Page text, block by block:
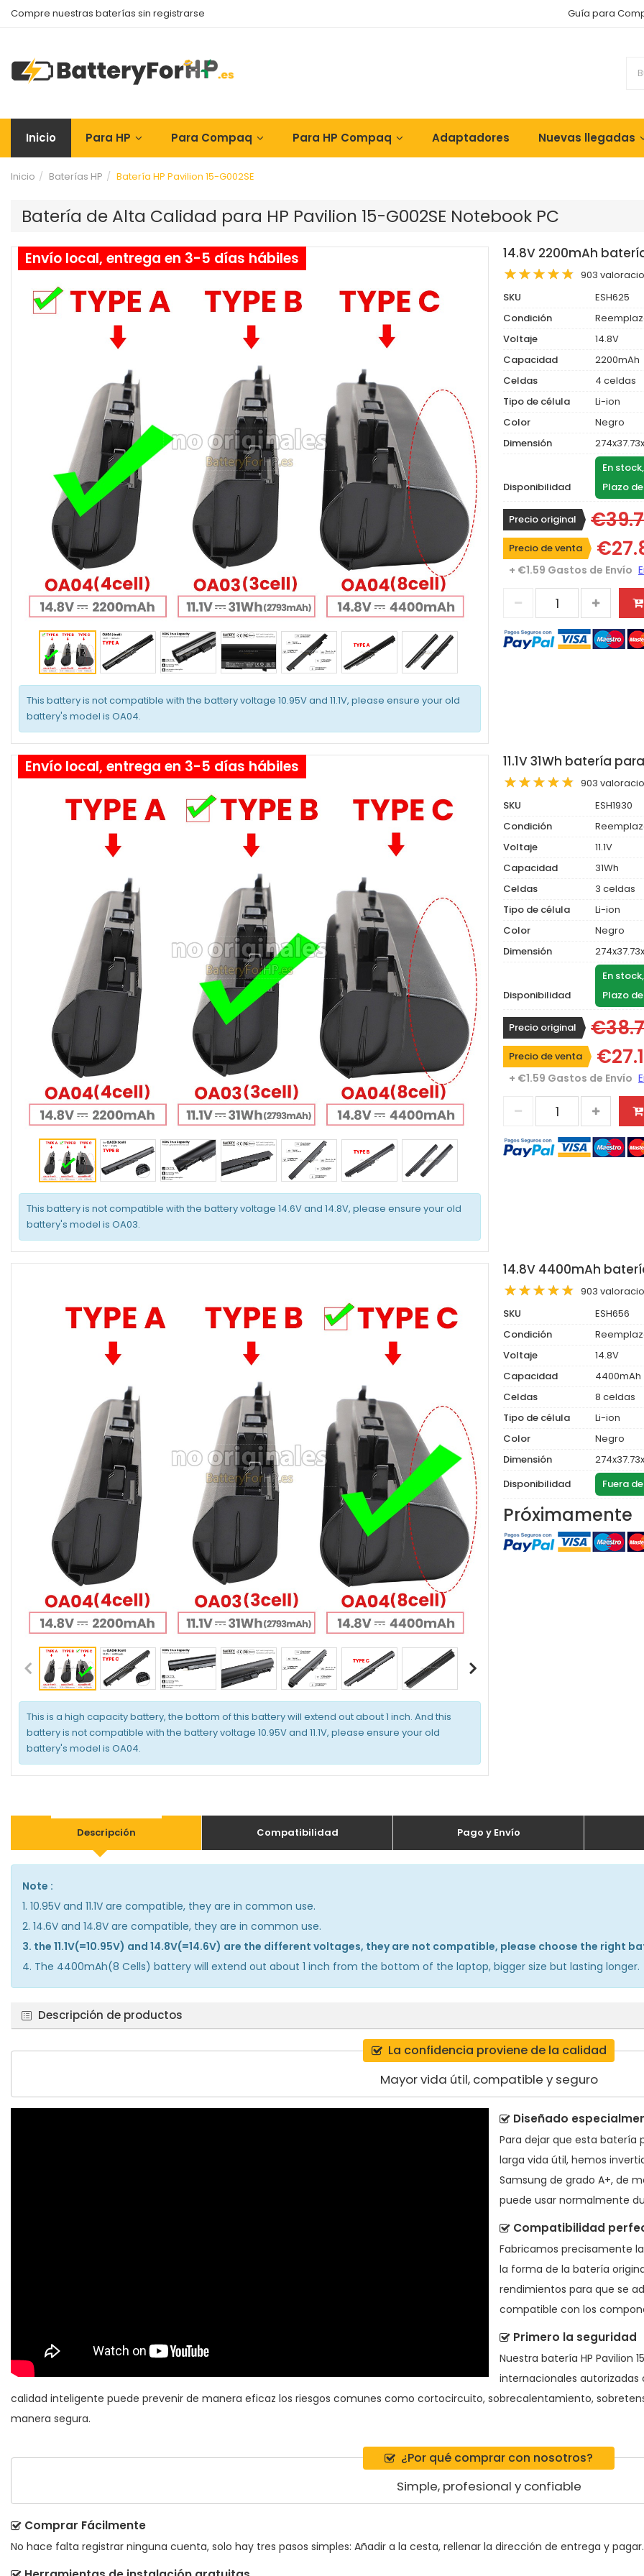
Compre nuestras baterías sin registrarse Guía para
Inicio Para HP Para Compaq Para HP Compaq Adaptadores Nuevas llegadas
Inicio Baterías HP Batería HP Pavilion 15-G002SE
Batería de Alta Calidad para HP Pavilion 15-G002SE Notebook PC
This battery is not compatible with the battery voltage 10.95V and 11.1V, please ensure your old
battery's model is OA04.
Envío local, entrega en 3-5 días hábiles 14.8V 2200mAh
903
SKU
ESH625
Condición
Voltaje
14.8V
Capacidad
2200mAh
Celdas
4 celdas
Tipo de célula
Li-ion
Color
Negro
Dimensión
Disponibilidad
En
Plazo
Precio original
Precio de venta
+ €1.59 Gastos de Envío
This battery is not compatible with the battery voltage 14.6V and 14.8V, please ensure your old
battery's model is OA03.
Envío local, entrega en 3-5 días hábiles 11.1V 31Wh batería
903
SKU
ESH1930
Condición
Voltaje
11.1V
Capacidad
31Wh
Celdas
3 celdas
Tipo de célula
Li-ion
Color
Negro
Dimensión
Disponibilidad
En
Plazo
Precio original
Precio de venta
+ €1.59 Gastos de Envío
This is a high capacity battery, the bottom of this battery will extend out about 1 inch. And this
battery is not compatible with the battery voltage 10.95V and 11.1V, please ensure your old
battery's model is OA04.
14.8V 4400mAh
903
SKU
ESH656
Condición
Voltaje
14.8V
Capacidad
4400mAh
Celdas
8 celdas
Tipo de célula
Li-ion
Color
Negro
Dimensión
Disponibilidad
Fuera
Próximamente
Descripción Compatibilidad Pago y Envío
Note :
1. 10.95V and 11.1V are compatible, they are in common use.
2. 14.6V and 14.8V are compatible, they are in common use.
3. the 11.1V(=10.95V) and 14.8V(=14.6V) are the different voltages, they are not compatible, please choose the right
4. The 4400mAh(8 Cells) battery will extend out about 1 inch from the bottom of the laptop, bigger size but lasting longer.
Descripción de productos
La confidencia proviene de la calidad
Mayor vida útil, compatible y seguro
Diseñado
Para dejar que esta batería
larga vida útil, hemos
Samsung de grado A+, de
puede usar normalmente
Compatibilidad
Fabricamos precisamente
la forma de la batería
rendimientos para que se
compatible con los
Primero la seguridad
Nuestra batería HP Pavilion
internacionales autorizadas
calidad inteligente puede prevenir de manera eficaz los riesgos comunes como cortocircuito, sobrecalentamiento,
manera segura.
¿Por qué comprar con nosotros?
Simple, profesional y confiable
Comprar Fácilmente
No hace falta registrar ninguna cuenta, solo hay tres pasos simples: Añadir a la cesta, rellenar la dirección de entrega y pagar.